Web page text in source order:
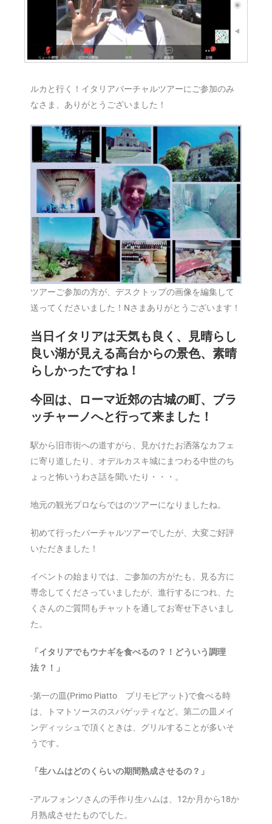
ルカと行く！イタリアバーチャルツアーにご参加のみ
なさま、ありがとうございました！
ツアーご参加の方が、デスクトップの画像を編集して
送ってくださいました！Nさまありがとうございます！
当日イタリアは天気も良く、見晴らし
良い湖が見える高台からの景色、素晴
らしかったですね！
今回は、ローマ近郊の古城の町、ブラ
ッチャーノへと行って来ました！
駅から旧市街への道すがら、見かけたお洒落なカフェ
に寄り道したり、オデルカスキ城にまつわる中世のち
ょっと怖いうわさ話を聞いたり・・・。
地元の観光プロならではのツアーになりましたね。
初めて行ったバーチャルツアーでしたが、大変ご好評
いただきました！
イベントの始まりでは、ご参加の方がたも、見る方に
専念してくださっていましたが、進行するにつれ、た
くさんのご質問もチャットを通してお寄せ下さいまし
た。
「イタリアでもウナギを食べるの？！どういう調理
法？！」
-第一の皿(Primo Piatto プリモピアット)で食べる時
は、トマトソースのスパゲッティなど。第二の皿メイ
ンディッシュで頂くときは、グリルすることが多いそ
うです。
「生ハムはどのくらいの期間熟成させるの？」
-アルフォンソさんの手作り生ハムは、12か月から18か
月熟成させたものでした。